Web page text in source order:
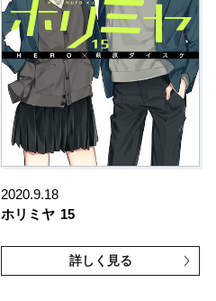
2020.9.18
ホリミヤ 15
詳しく見る